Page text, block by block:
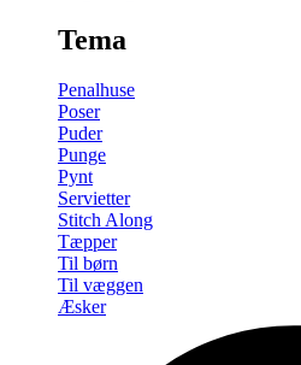
Tema
Penalhuse
Poser
Puder
Punge
Pynt
Servietter
Stitch Along
Tæpper
Til børn
Til væggen
Æsker